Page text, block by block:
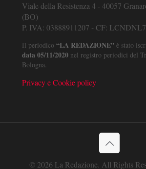
Viale della Resistenza 4 - 40057
(BO)
P. IVA: 03888911207 - CF:
Il periodico “LA REDAZIONE” è stato
data 05/11/2020 nel registro periodici del
Bologna.
Privacy e Cookie policy
© 2026 La Redazione. All Rights